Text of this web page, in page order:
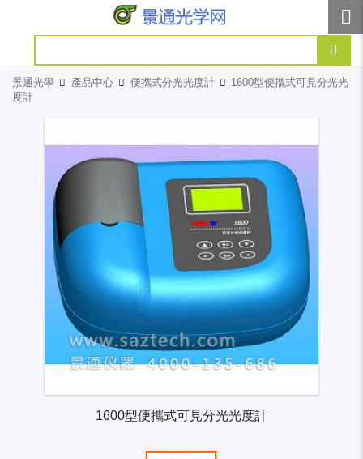
景通光學 產品中心 便攜式分光光度計
1600型便攜式可見分光光
度計
1600型便攜式可見分光光度計